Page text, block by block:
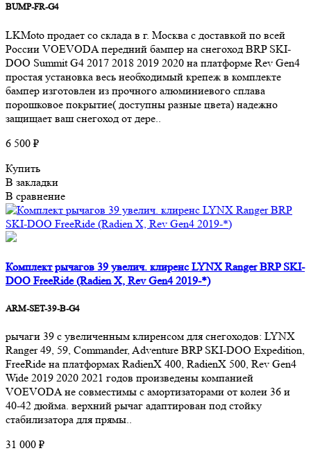
BUMP-FR-G4
LKMoto продает со склада в г. Москва с доставкой по всей
России VOEVODA передний бампер на снегоход BRP SKI-
DOO Summit G4 2017 2018 2019 2020 на платформе Rev Gen4
простая установка весь необходимый крепеж в комплекте
бампер изготовлен из прочного алюминиевого сплава
порошковое покрытие( доступны разные цвета) надежно
защищает ваш снегоход от дере..
6 500 ₽
Купить
В закладки
В сравнение
Комплект рычагов 39 увелич. клиренс LYNX Ranger BRP SKI-
DOO FreeRide (Radien X, Rev Gen4 2019-*)
ARM-SET-39-B-G4
рычаги 39 с увеличенным клиренсом для снегоходов: LYNX
Ranger 49, 59, Commander, Adventure BRP SKI-DOO Expedition,
FreeRide на платформах RadienX 400, RadienX 500, Rev Gen4
Wide 2019 2020 2021 годов произведены компанией
VOEVODA не совместимы с амортизаторами от колеи 36 и
40-42 дюйма. верхний рычаг адаптирован под стойку
стабилизатора для прямы..
31 000 ₽